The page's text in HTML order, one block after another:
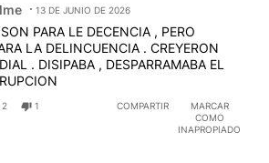
que quiera. De hecho, aun que siga en
ya cayó.
13 DE JUNIO DE 2026
PARA LE DECENCIA , PERO
LA DELINCUENCIA . CREYERON
. DISIPABA , DESPARRAMABA EL
2 1 COMPARTIR
MARCAR
COMO
INAPROPIADO